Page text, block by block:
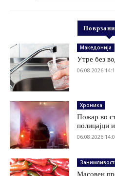
Македонија
Утре без
06.08.2026
Хроника
Пожар во
полицајци
06.08.2026
Масовен